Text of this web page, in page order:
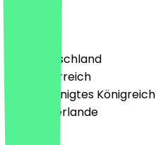
🇩🇪 Deutschland
🇦🇹 Österreich
🇬🇧 Vereinigtes Königreich
🇳🇱 Niederlande